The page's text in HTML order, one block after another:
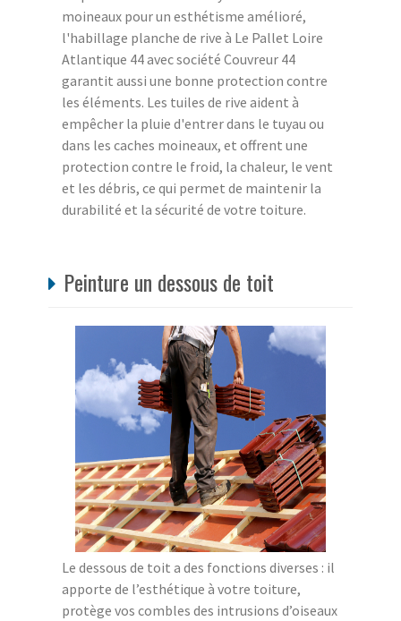
moineaux pour un esthétisme amélioré,
l'habillage planche de rive à Le Pallet Loire
Atlantique 44 avec société Couvreur 44
garantit aussi une bonne protection contre
les éléments. Les tuiles de rive aident à
empêcher la pluie d'entrer dans le tuyau ou
dans les caches moineaux, et offrent une
protection contre le froid, la chaleur, le vent
et les débris, ce qui permet de maintenir la
durabilité et la sécurité de votre toiture.
Peinture un dessous de toit
Le dessous de toit a des fonctions diverses : il
apporte de l’esthétique à votre toiture,
protège vos combles des intrusions d’oiseaux